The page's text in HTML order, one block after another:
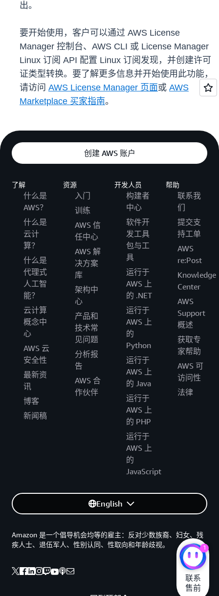
出。
要开始使用，客户可以通过 AWS License
Manager 控制台、AWS CLI 或 License Manager
Linux 订阅 API 配置 Linux 订阅发现，并创建许可
证类型转换。要了解更多信息并开始使用此功能，
请访问 AWS License Manager 页面或 AWS
Marketplace 买家指南。
创建 AWS 账户
了解
什么是
AWS？
什么是
云计
算？
什么是
代理式
人工智
能？
云计算
概念中
心
AWS 云
安全性
最新资
讯
博客
新闻稿
资源
入门
训练
AWS 信
任中心
AWS 解
决方案
库
架构中
心
产品和
技术常
见问题
分析报
告
AWS 合
作伙伴
开发人员
构建者
中心
软件开
发工具
包与工
具
运行于
AWS 上
的 .NET
运行于
AWS 上
的
Python
运行于
AWS 上
的 Java
运行于
AWS 上
的 PHP
运行于
AWS 上
的
JavaScript
帮助
联系我
们
提交支
持工单
AWS
re:Post
Knowledge
Center
AWS
Support
概述
获取专
家帮助
AWS 可
访问性
法律
English
Amazon 是一个倡导机会均等的雇主：反对少数族裔、妇女、残
疾人士、退伍军人、性别认同、性取向和年龄歧视。
1
联系
售前